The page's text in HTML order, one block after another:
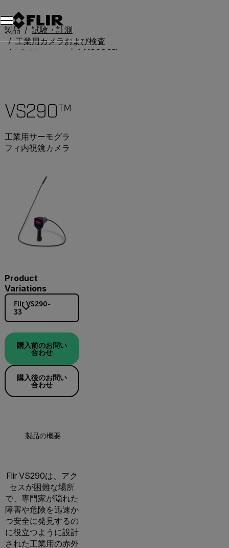
製品
試験・計測
工業用カメラおよび検査
ビデオスコープ
VS290™
VS290™
工業用サーモグラ
フィ内視鏡カメラ
Product
Variations
Flir VS290-
33
購入前のお問い
合わせ
購入後のお問い
合わせ
製品の概要
Flir VS290は、アク
セスが困難な場所
で、専門家が隠れた
障害や危険を迅速か
つ安全に発見するの
に役立つように設計
された工業用の赤外